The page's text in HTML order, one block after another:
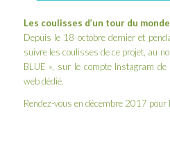
Les coulisses d’un tour du monde
Depuis le 18 octobre dernier et
suivre les coulisses de ce projet, au
BLUE », sur le compte Instagram de
web dédié.
Rendez-vous en décembre 2017